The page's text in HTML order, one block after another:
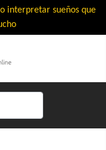
interpretar sueños que